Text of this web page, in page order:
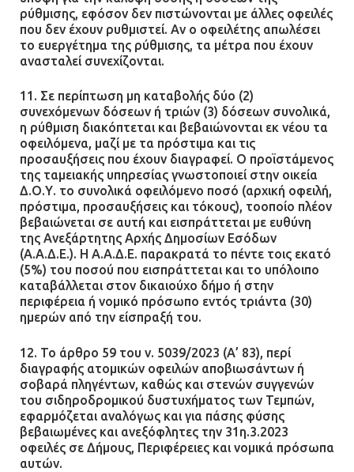
ρύθμισης, εφόσον δεν πιστώνονται με άλλες οφειλές
που δεν έχουν ρυθμιστεί. Αν ο οφειλέτης απωλέσει
το ευεργέτημα της ρύθμισης, τα μέτρα που έχουν
ανασταλεί συνεχίζονται.
11. Σε περίπτωση μη καταβολής δύο (2)
συνεχόμενων δόσεων ή τριών (3) δόσεων συνολικά,
η ρύθμιση διακόπτεται και βεβαιώνονται εκ νέου τα
οφειλόμενα, μαζί με τα πρόστιμα και τις
προσαυξήσεις που έχουν διαγραφεί. Ο προϊστάμενος
της ταμειακής υπηρεσίας γνωστοποιεί στην οικεία
Δ.Ο.Υ. το συνολικά οφειλόμενο ποσό (αρχική οφειλή,
πρόστιμα, προσαυξήσεις και τόκους), τοοποίο πλέον
βεβαιώνεται σε αυτή και εισπράττεται με ευθύνη
της Ανεξάρτητης Αρχής Δημοσίων Εσόδων
(Α.Α.Δ.Ε.). Η Α.Α.Δ.Ε. παρακρατά το πέντε τοις εκατό
(5%) του ποσού που εισπράττεται και το υπόλοιπο
καταβάλλεται στον δικαιούχο δήμο ή στην
περιφέρεια ή νομικό πρόσωπο εντός τριάντα (30)
ημερών από την είσπραξή του.
12. Το άρθρο 59 του ν. 5039/2023 (Α’ 83), περί
διαγραφής ατομικών οφειλών αποβιωσάντων ή
σοβαρά πληγέντων, καθώς και στενών συγγενών
του σιδηροδρομικού δυστυχήματος των Τεμπών,
εφαρμόζεται αναλόγως και για πάσης φύσης
βεβαιωμένες και ανεξόφλητες την 31η.3.2023
οφειλές σε Δήμους, Περιφέρειες και νομικά πρόσωπα
αυτών.